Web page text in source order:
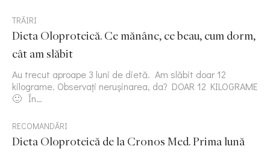
TRĂIRI
Dieta Oloproteică. Ce mănânc, ce beau, cum dorm,
cât am slăbit
Au trecut aproape 3 luni de dietă. Am slăbit doar 12
kilograme. Observați nerușinarea, da? DOAR 12 KILOGRAME
🙂 În…
RECOMANDĂRI
Dieta Oloproteică de la Cronos Med. Prima lună